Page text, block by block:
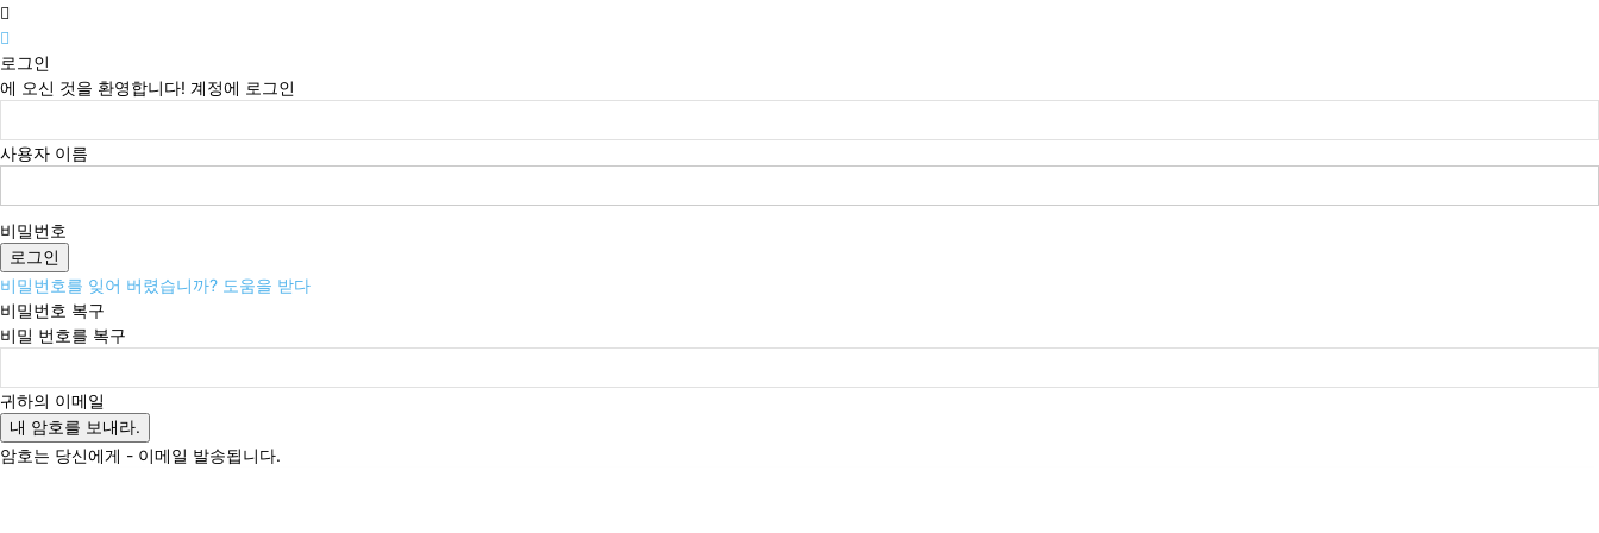
로그인
에 오신 것을 환영합니다! 계정에 로그인
사용자 이름
비밀번호
비밀번호를 잊어 버렸습니까? 도움을 받다
비밀번호 복구
비밀 번호를 복구
귀하의 이메일
암호는 당신에게 - 이메일 발송됩니다.